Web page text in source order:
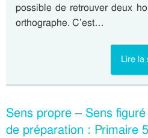
possible de retrouver deux
orthographe. C’est…
Lire la
Sens propre – Sens
de préparation : Primaire